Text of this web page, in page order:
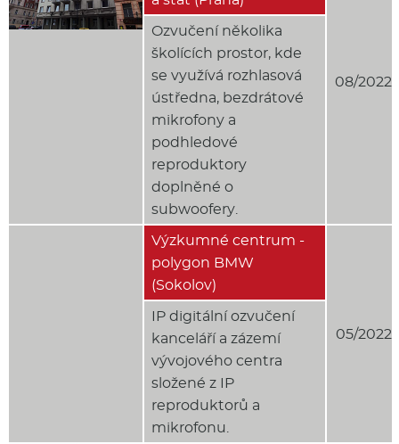
08/2022
Ozvučení několika
školících prostor, kde
se využívá rozhlasová
ústředna, bezdrátové
mikrofony a
podhledové
reproduktory
doplněné o
subwoofery.
Výzkumné centrum -
polygon BMW
(Sokolov)
05/2022
IP digitální ozvučení
kanceláří a zázemí
vývojového centra
složené z IP
reproduktorů a
mikrofonu.